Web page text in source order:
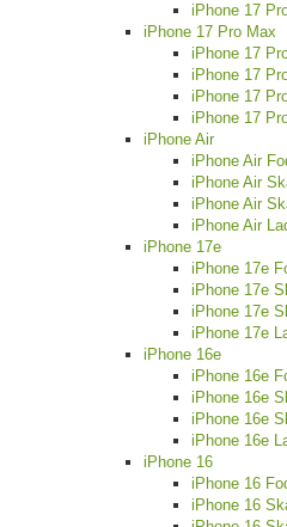
iPhone 17
iPhone 17 Pro Max
iPhone 17
iPhone 17
iPhone 17
iPhone 17
iPhone Air
iPhone Air
iPhone Air
iPhone Air
iPhone Air
iPhone 17e
iPhone 17e
iPhone 17e
iPhone 17e
iPhone 17e
iPhone 16e
iPhone 16e
iPhone 16e
iPhone 16e
iPhone 16e
iPhone 16
iPhone 16
iPhone 16